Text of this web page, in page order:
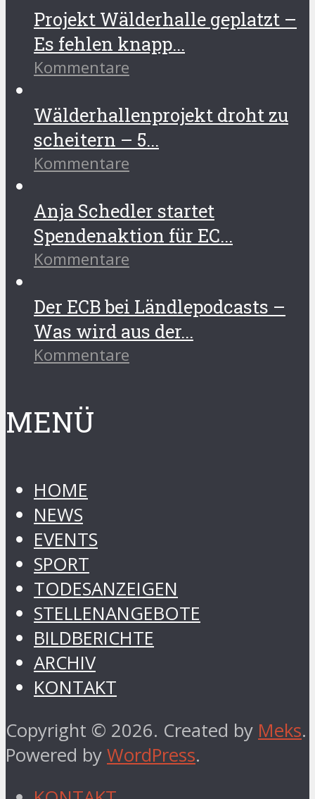
Projekt Wälderhalle geplatzt –
Es fehlen knapp...
Kommentare
Wälderhallenprojekt droht zu
scheitern – 5...
Kommentare
Anja Schedler startet
Spendenaktion für EC...
Kommentare
Der ECB bei Ländlepodcasts –
Was wird aus der...
Kommentare
MENÜ
HOME
NEWS
EVENTS
SPORT
TODESANZEIGEN
STELLENANGEBOTE
BILDBERICHTE
ARCHIV
KONTAKT
Copyright © 2026. Created by Meks.
Powered by WordPress.